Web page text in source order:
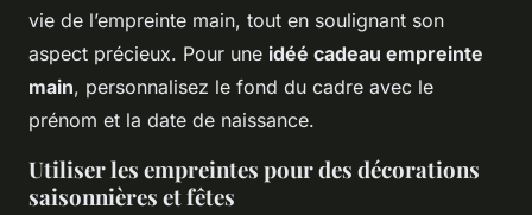
vie de l’empreinte main, tout en soulignant son
aspect précieux. Pour une idéé cadeau empreinte
main, personnalisez le fond du cadre avec le
prénom et la date de naissance.
Utiliser les empreintes pour des décorations
saisonnières et fêtes